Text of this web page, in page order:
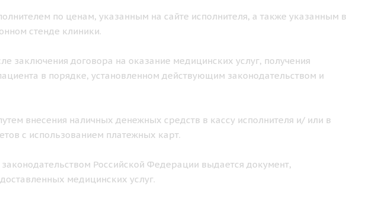
по ценам, указанным на сайте исполнителя, а также указанным в
стенде клиники.
заключения договора на оказание медицинских услуг, получения
в порядке, установленном действующим законодательством и
внесения наличных денежных средств в кассу исполнителя и/ или в
с использованием платежных карт.
законодательством Российской Федерации выдается документ,
медицинских услуг.